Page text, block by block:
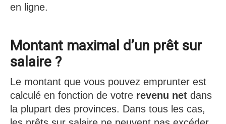
en ligne.
Montant maximal d’un prêt sur
salaire ?
Le montant que vous pouvez emprunter est
calculé en fonction de votre revenu net dans
la plupart des provinces. Dans tous les cas,